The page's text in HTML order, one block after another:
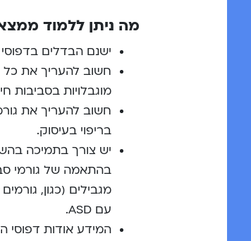
מה ניתן ללמוד
ישנם הבדלים
חשוב להעריך את כל
מוגבלויות בסביבות
חשוב להעריך את
בריפוי בעיסוק.
יש צורך בתמיכה
בהתאמה של גורמי
מגבילים (כגון,
עם ASD.
המידע אודות דפוסי